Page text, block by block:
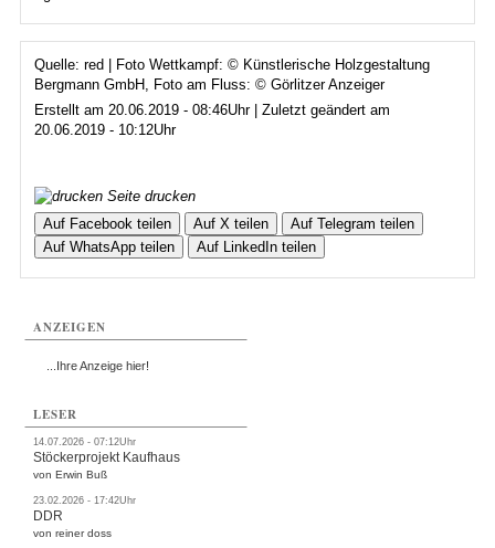
Quelle: red | Foto Wettkampf: © Künstlerische Holzgestaltung
Bergmann GmbH, Foto am Fluss: © Görlitzer Anzeiger
Erstellt am 20.06.2019 - 08:46Uhr | Zuletzt geändert am
20.06.2019 - 10:12Uhr
Seite drucken
Auf Facebook teilen
Auf X teilen
Auf Telegram teilen
Auf WhatsApp teilen
Auf LinkedIn teilen
ANZEIGEN
...Ihre Anzeige hier!
LESER
14.07.2026 - 07:12Uhr
Stöckerprojekt Kaufhaus
von Erwin Buß
23.02.2026 - 17:42Uhr
DDR
von reiner doss